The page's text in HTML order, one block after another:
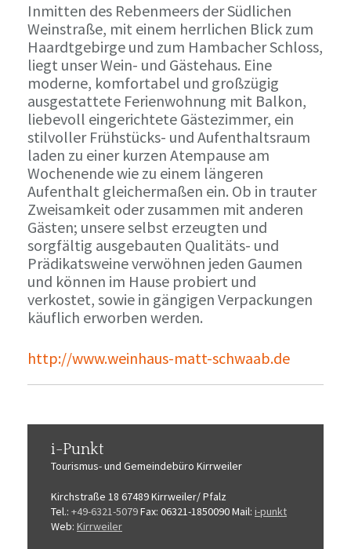
Inmitten des Rebenmeers der Südlichen
Weinstraße, mit einem herrlichen Blick zum
Haardtgebirge und zum Hambacher Schloss,
liegt unser Wein- und Gästehaus. Eine
moderne, komfortabel und großzügig
ausgestattete Ferienwohnung mit Balkon,
liebevoll eingerichtete Gästezimmer, ein
stilvoller Frühstücks- und Aufenthaltsraum
laden zu einer kurzen Atempause am
Wochenende wie zu einem längeren
Aufenthalt gleichermaßen ein. Ob in trauter
Zweisamkeit oder zusammen mit anderen
Gästen; unsere selbst erzeugten und
sorgfältig ausgebauten Qualitäts- und
Prädikatsweine verwöhnen jeden Gaumen
und können im Hause probiert und
verkostet, sowie in gängigen Verpackungen
käuflich erworben werden.
http://www.weinhaus-matt-schwaab.de
i-Punkt
Tourismus-und Gemeindebüro Kirrweiler
Kirchstraße 18 67489 Kirrweiler/ Pfalz
Tel.: +49-6321-5079Fax: 06321-1850090Mail: i-punkt
Web: Kirrweiler